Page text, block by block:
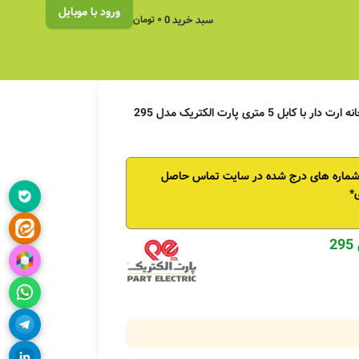
سبد خرید0۰ تومان ورود با موبایل
شماره های درج شده در سایت تماس حاصل